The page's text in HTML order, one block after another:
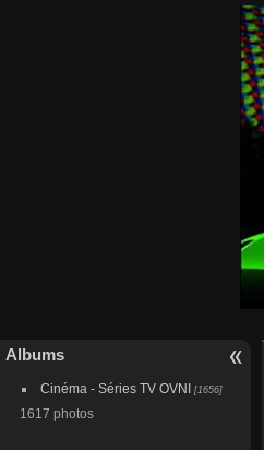
Albums
Cinéma - Séries TV OVNI [1656]
1617 photos